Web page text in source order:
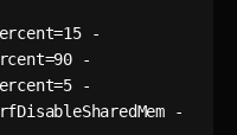
-
-
-
-